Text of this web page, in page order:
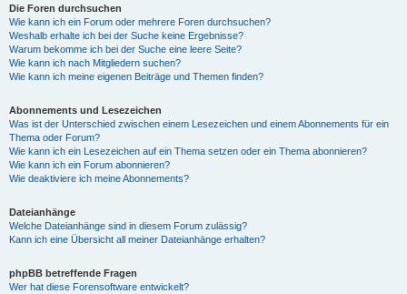
Die Foren durchsuchen
Wie kann ich ein Forum oder mehrere Foren durchsuchen?
Weshalb erhalte ich bei der Suche keine Ergebnisse?
Warum bekomme ich bei der Suche eine leere Seite?
Wie kann ich nach Mitgliedern suchen?
Wie kann ich meine eigenen Beiträge und Themen finden?
Abonnements und Lesezeichen
Was ist der Unterschied zwischen einem Lesezeichen und einem Abonnements für ein
Thema oder Forum?
Wie kann ich ein Lesezeichen auf ein Thema setzen oder ein Thema abonnieren?
Wie kann ich ein Forum abonnieren?
Wie deaktiviere ich meine Abonnements?
Dateianhänge
Welche Dateianhänge sind in diesem Forum zulässig?
Kann ich eine Übersicht all meiner Dateianhänge erhalten?
phpBB betreffende Fragen
Wer hat diese Forensoftware entwickelt?